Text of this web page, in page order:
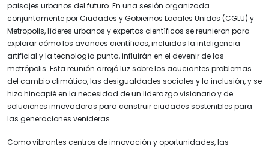
paisajes urbanos del futuro. En una sesión organizada
conjuntamente por Ciudades y Gobiernos Locales Unidos (CGLU) y
Metropolis, líderes urbanos y expertos científicos se reunieron para
explorar cómo los avances científicos, incluidas la inteligencia
artificial y la tecnología punta, influirán en el devenir de las
metrópolis. Esta reunión arrojó luz sobre los acuciantes problemas
del cambio climático, las desigualdades sociales y la inclusión, y se
hizo hincapié en la necesidad de un liderazgo visionario y de
soluciones innovadoras para construir ciudades sostenibles para
las generaciones venideras.
Como vibrantes centros de innovación y oportunidades, las